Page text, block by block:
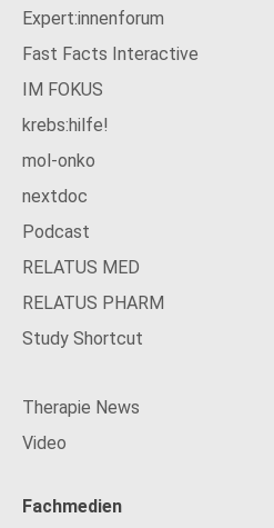
Expert:innenforum
Fast Facts Interactive
IM FOKUS
krebs:hilfe!
mol-onko
nextdoc
Podcast
RELATUS MED
RELATUS PHARM
Study Shortcut
Therapie News
Video
Fachmedien